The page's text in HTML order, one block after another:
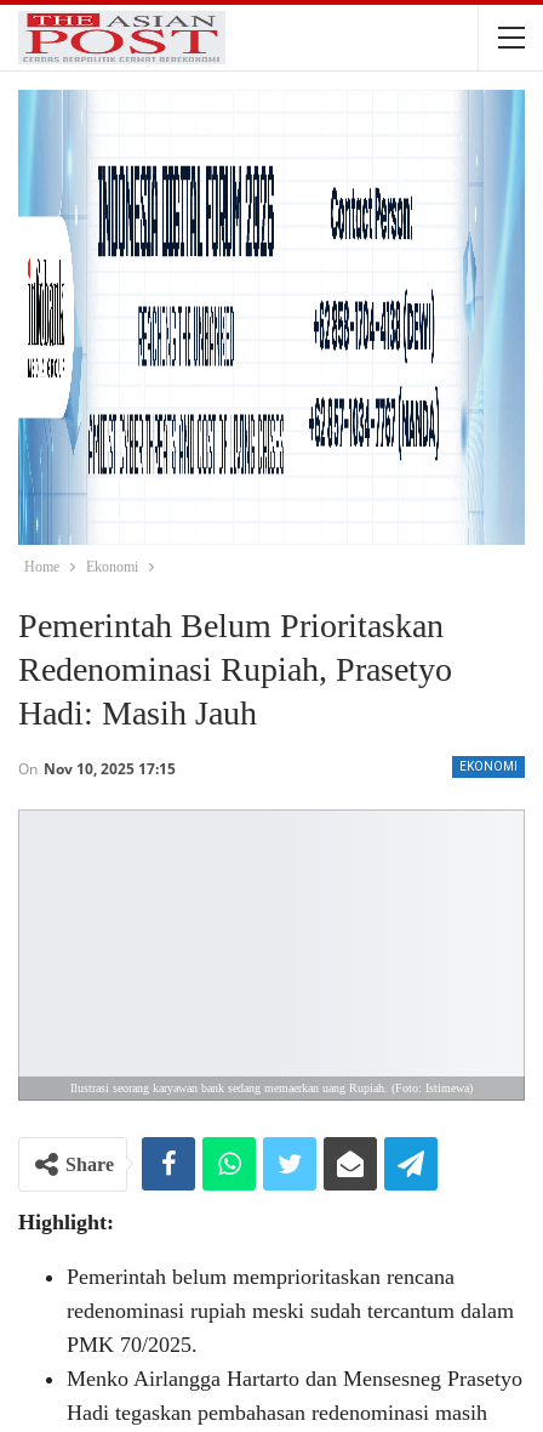
Home Ekonomi
Pemerintah Belum Prioritaskan
Redenominasi Rupiah, Prasetyo
Hadi: Masih Jauh
EKONOMI
On Nov 10, 2025 17:15
Ilustrasi seorang karyawan bank sedang memaerkan uang Rupiah. (Foto: Istimewa)
Share
Highlight:
Pemerintah belum memprioritaskan rencana
redenominasi rupiah meski sudah tercantum dalam
PMK 70/2025.
Menko Airlangga Hartarto dan Mensesneg Prasetyo
Hadi tegaskan pembahasan redenominasi masih